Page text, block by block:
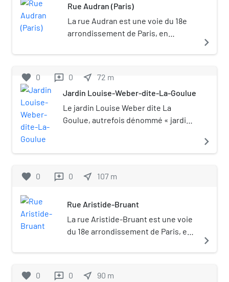
Rue Audran (Paris)
La rue Audran est une voie du 18e
arrondissement de Paris, en
navigate_next
favorite 0 reviews 0 near_me 72 m
Jardin Louise-Weber-dite-La-Goulue
Le jardin Louise Weber dite La
Goulue, autrefois dénommé « jardin
arrondissement de Paris (France).
navigate_next
favorite 0 reviews 0 near_me 107 m
Rue Aristide-Bruant
La rue Aristide-Bruant est une voie
du 18e arrondissement de Paris, en
navigate_next
favorite 0 reviews 0 near_me 90 m